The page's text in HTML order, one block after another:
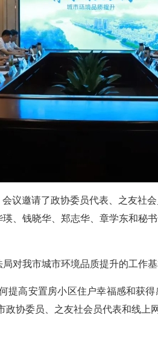
议邀请了政协委员代表、之友
、钱晓华、郑志华、章学东和秘
对我市城市环境品质提升的工作
提高安置房小区住户幸福感和获
协委员、之友社会员代表和线上